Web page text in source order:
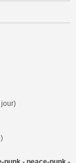
jour)